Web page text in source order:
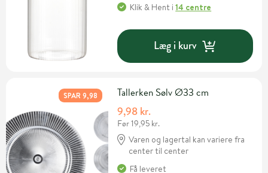
Klik & Hent i14 centre
Læg i kurv
SPAR 9,98 Tallerken Sølv Ø33 cm
9,98 kr.
Før 19,95 kr.
Varen og lagertal kan variere fra
center til center
Få leveret